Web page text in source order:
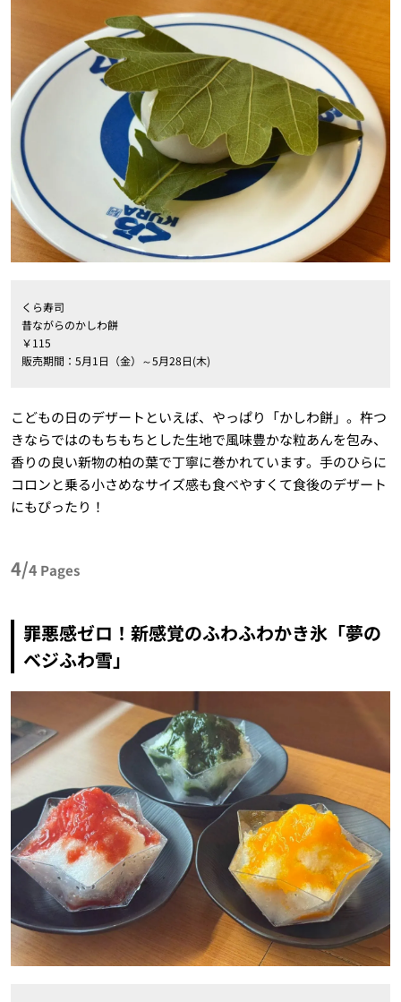
くら寿司
昔ながらのかしわ餅
￥115
販売期間：5月1日（金）～5月28日(木)
こどもの日のデザートといえば、やっぱり「かしわ餅」。杵つ
きならではのもちもちとした生地で風味豊かな粒あんを包み、
香りの良い新物の柏の葉で丁寧に巻かれています。手のひらに
コロンと乗る小さめなサイズ感も食べやすくて食後のデザート
にもぴったり！
4/4 Pages
罪悪感ゼロ！新感覚のふわふわかき氷「夢の
ベジふわ雪」